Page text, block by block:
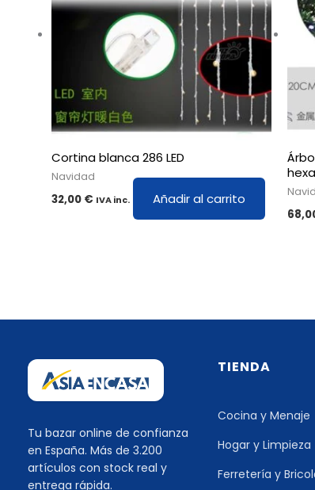
Cortina blanca 286 LED
Navidad
32,00 € IVA inc. Añadir al carrito
Tu bazar online de confianza
en España. Más de 3.200
artículos con stock real y
entrega rápida.
TIENDA
Cocina y Menaje
Hogar y Limpieza
Ferretería y